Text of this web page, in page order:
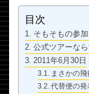
目次
そもそもの参
公式ツアーな
2011年6月30日
まさかの
代替便の発